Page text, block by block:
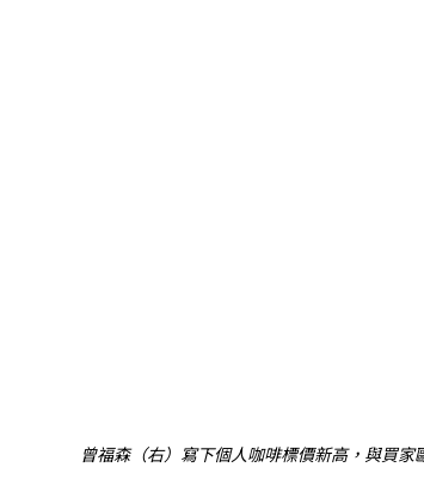
曾福森（右）寫下個人咖啡標價新高，與買